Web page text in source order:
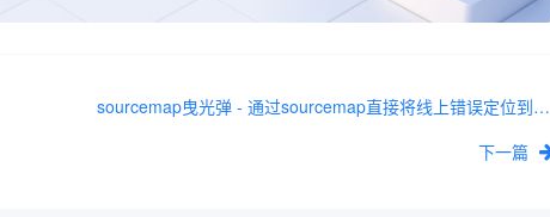
sourcemap曳光弹 - 通过sourcemap直接将线上错误定位到源代码
下一篇